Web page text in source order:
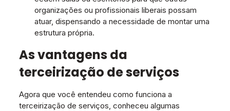
organizações ou profissionais liberais possam
atuar, dispensando a necessidade de montar uma
estrutura própria.
As vantagens da
terceirização de serviços
Agora que você entendeu como funciona a
terceirização de serviços, conheceu algumas